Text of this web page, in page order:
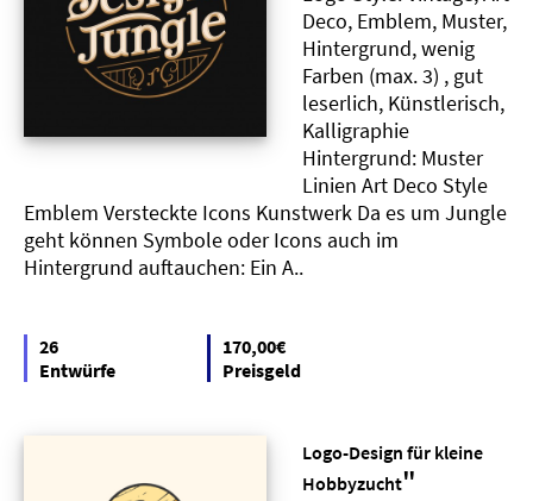
Deco, Emblem, Muster,
Hintergrund, wenig
Farben (max. 3) , gut
leserlich, Künstlerisch,
Kalligraphie
Hintergrund: Muster
Linien Art Deco Style
Emblem Versteckte Icons Kunstwerk Da es um Jungle
geht können Symbole oder Icons auch im
Hintergrund auftauchen: Ein A..
26
Entwürfe
170,00€
Preisgeld
Logo-Design für kleine
Hobbyzucht"